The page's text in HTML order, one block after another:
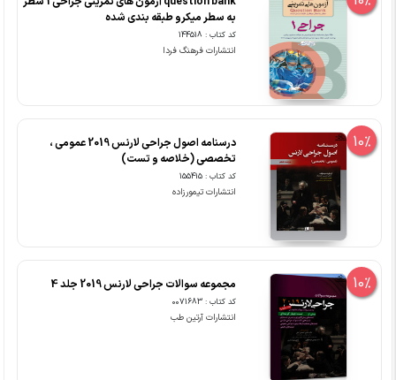
به سطر میکرو طبقه بندی شده
کد کتاب : 144518
انتشارات فرهنگ فردا
10%
درسنامه اصول جراحی لارنس 2019 عمومی ،
تخصصی (خلاصه و تست)
کد کتاب : 155415
انتشارات تیمورزاده
10% مجموعه سوالات جراحی لارنس 2019 جلد 4
کد کتاب : 0071683
انتشارات آرتین طب